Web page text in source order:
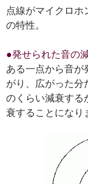
点線がマイクロ
の特性。
●発せられた音の
ある一点から音が
がり、広がった分
のくらい減衰する
衰することになり